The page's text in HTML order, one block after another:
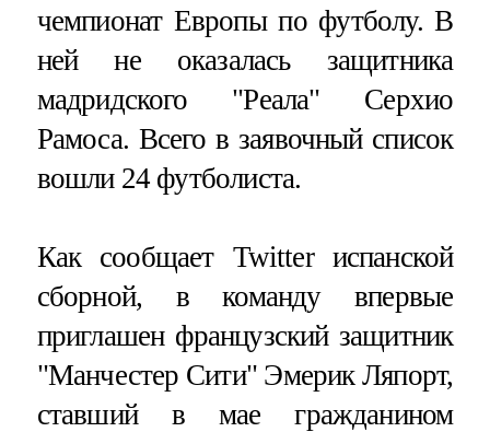
чемпионат Европы по футболу. В
ней не оказалась защитника
мадридского "Реала" Серхио
Рамоса. Всего в заявочный список
вошли 24 футболиста.
Как сообщает Twitter испанской
сборной, в команду впервые
приглашен французский защитник
"Манчестер Сити" Эмерик Ляпорт,
ставший в мае гражданином